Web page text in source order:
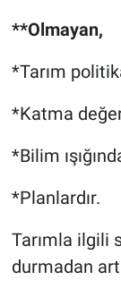
**Olmayan,
*Tarım
*Katma
*Bilim
*Planlardır.
Tarımla ilgili
durmadan